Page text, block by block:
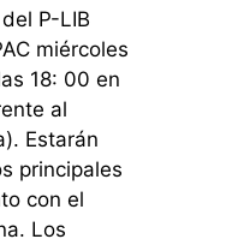
P-LIB
miércoles
18: 00 en
al
Estarán
principales
con el
Los